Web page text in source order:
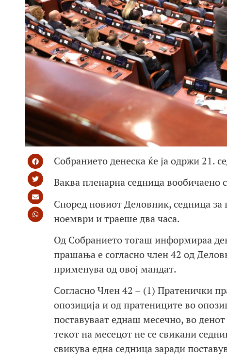
Собранието денеска ќе ја одржи 21.
Ваква пленарна седница вообичаено
Според новиот Деловник, седница
ноември и траеше два часа.
Од Собранието тогаш информираа
прашања е согласно член 42 од
применува од овој мандат.
Согласно Член 42 – (1) Пратенички
опозиција и од пратениците во
поставуваат еднаш месечно, во
текот на месецот не се свикани
свикува една седница заради